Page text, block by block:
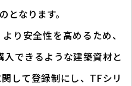
となります。
り安全性を高めるため、
できるような建築資材と
して登録制にし、TFシリ